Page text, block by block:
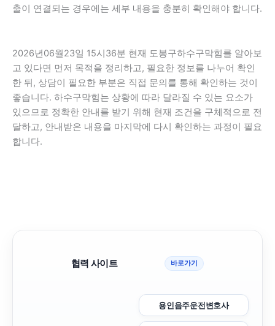
출이 연결되는 경우에는 세부 내용을 충분히 확인해야 합니다.
2026년06월23일 15시36분 현재 도봉구하수구막힘를 알아보
고 있다면 먼저 목적을 정리하고, 필요한 정보를 나누어 확인
한 뒤, 상담이 필요한 부분은 직접 문의를 통해 확인하는 것이
좋습니다. 하수구막힘는 상황에 따라 달라질 수 있는 요소가
있으므로 정확한 안내를 받기 위해 현재 조건을 구체적으로 전
달하고, 안내받은 내용을 마지막에 다시 확인하는 과정이 필요
합니다.
협력 사이트 바로가기
용인음주운전변호사